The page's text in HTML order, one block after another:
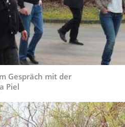
Gespräch mit der
Piel